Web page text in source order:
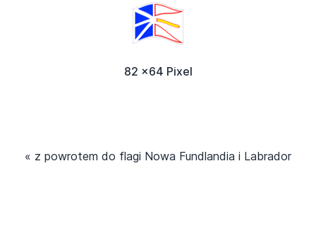
82 x64 Pixel
« z powrotem do flagi Nowa Fundlandia i Labrador